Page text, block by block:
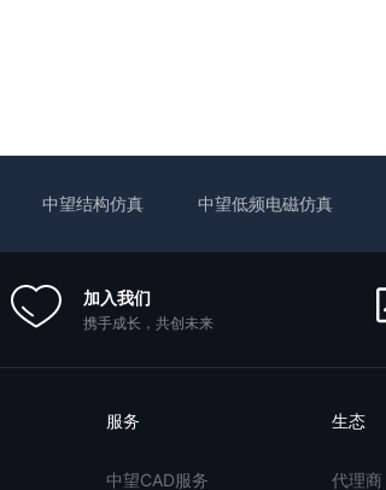
中望结构仿真 中望低频电磁仿真
加入我们
携手成长，共创未来
服务
中望CAD服务
生态
代理商